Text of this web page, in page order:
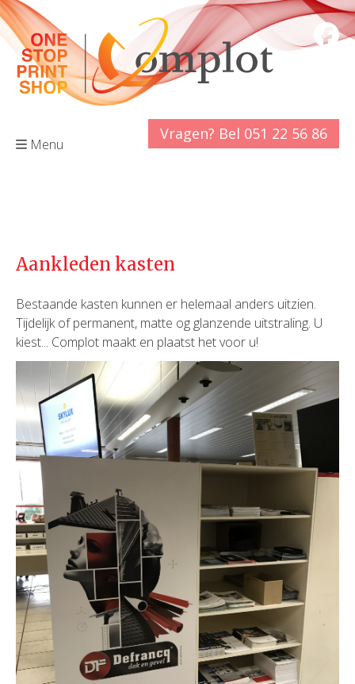
Menu
Vragen? Bel 051 22 56 86
Aankleden kasten
Bestaande kasten kunnen er helemaal anders uitzien.
Tijdelijk of permanent, matte og glanzende uitstraling. U
kiest... Complot maakt en plaatst het voor u!